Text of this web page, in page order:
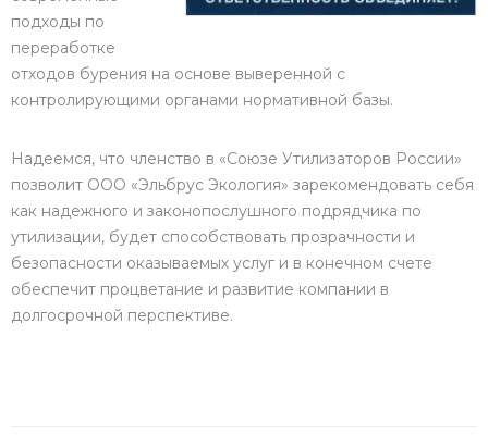
подходы по
переработке
отходов бурения на основе выверенной с
контролирующими органами нормативной базы.
Надеемся, что членство в «Союзе Утилизаторов России»
позволит ООО «Эльбрус Экология» зарекомендовать себя
как надежного и законопослушного подрядчика по
утилизации, будет способствовать прозрачности и
безопасности оказываемых услуг и в конечном счете
обеспечит процветание и развитие компании в
долгосрочной перспективе.